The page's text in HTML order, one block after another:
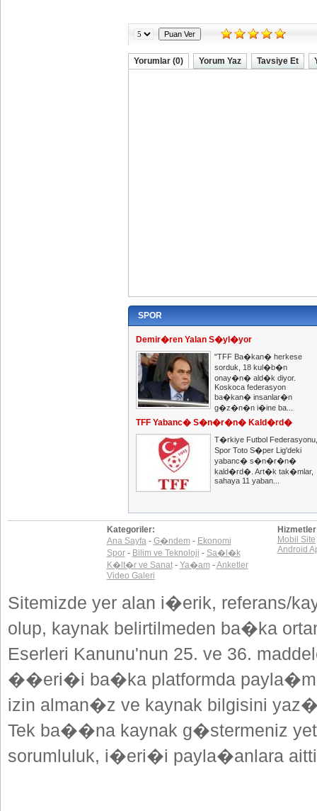
Yorumlar (0) Yorum Yaz Tavsiye Et
SPOR
Demir�ren Yalan S�yl�yor
"TFF Ba�kan� herkese
sorduk, 18 kul�b�n
onay�n� ald�k diyor.
Koskoca federasyon
ba�kan� insanlar�n
g�z�n�n i�ine ba...
TFF Yabanc� S�n�r�n� Kald�rd�
T�rkiye Futbol Federasyonu,
Spor Toto S�per Lig'deki
yabanc� s�n�r�n�
kald�rd�. Art�k tak�mlar,
sahaya 11 yaban...
Kategoriler:
Ana Sayfa- G�ndem - Ekonomi
Spor- Bilim ve Teknoloji - Sa�l�k
K�lt�r ve Sanat- Ya�am -Anketler
Video Galeri
Mobil Site
Android
Sitemizde yer alan i�erik, referans/
olup, kaynak belirtilmeden ba�ka
Eserleri Kanunu'nun 25. ve 36.
��eri�i ba�ka platformda
izin alman�z ve kaynak bilgisini
Tek ba��na kaynak g�stermeniz
sorumluluk, i�eri�i payla�anlara